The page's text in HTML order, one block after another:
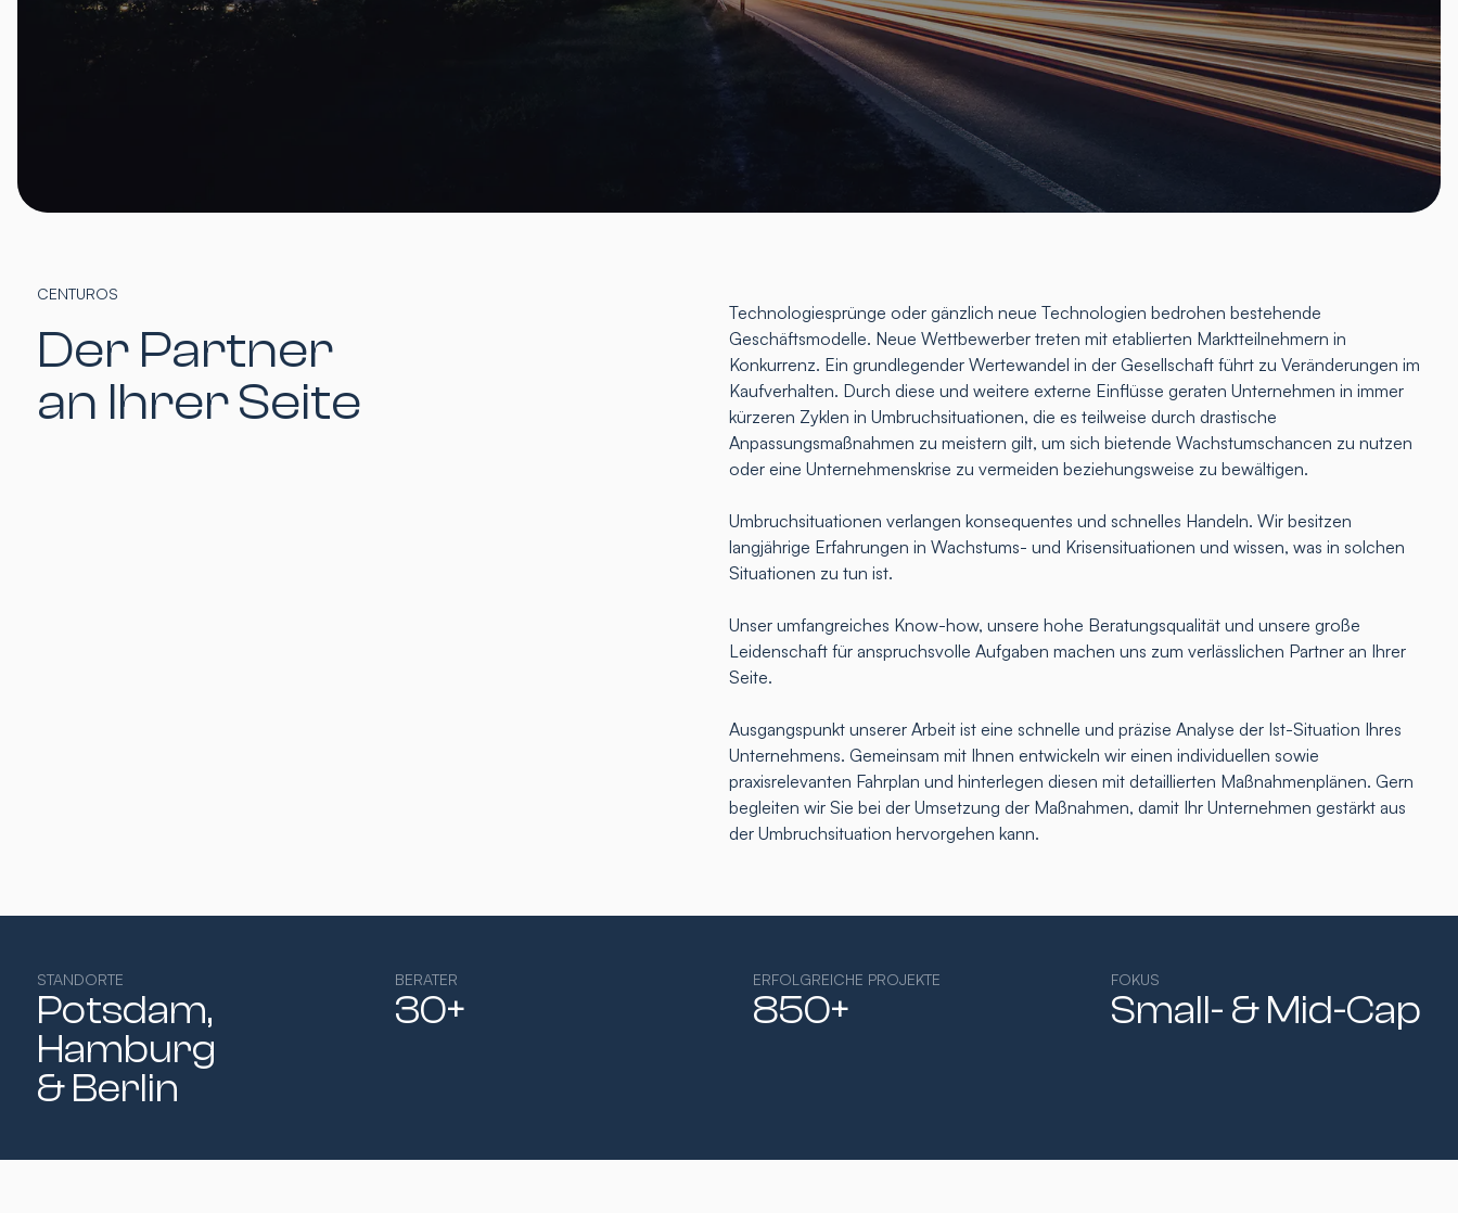
CENTUROS
Der Partner
an Ihrer Seite
Technologiesprünge oder gänzlich neue Technologien bedrohen bestehende
Geschäftsmodelle. Neue Wettbewerber treten mit etablierten Marktteilnehmern in
Konkurrenz. Ein grundlegender Wertewandel in der Gesellschaft führt zu Veränderungen im
Kaufverhalten. Durch diese und weitere externe Einflüsse geraten Unternehmen in immer
kürzeren Zyklen in Umbruchsituationen, die es teilweise durch drastische
Anpassungsmaßnahmen zu meistern gilt, um sich bietende Wachstumschancen zu nutzen
oder eine Unternehmenskrise zu vermeiden beziehungsweise zu bewältigen.
Umbruchsituationen verlangen konsequentes und schnelles Handeln. Wir besitzen
langjährige Erfahrungen in Wachstums- und Krisensituationen und wissen, was in solchen
Situationen zu tun ist.
Unser umfangreiches Know-how, unsere hohe Beratungsqualität und unsere große
Leidenschaft für anspruchsvolle Aufgaben machen uns zum verlässlichen Partner an Ihrer
Seite.
Ausgangspunkt unserer Arbeit ist eine schnelle und präzise Analyse der Ist-Situation Ihres
Unternehmens. Gemeinsam mit Ihnen entwickeln wir einen individuellen sowie
praxisrelevanten Fahrplan und hinterlegen diesen mit detaillierten Maßnahmenplänen. Gern
begleiten wir Sie bei der Umsetzung der Maßnahmen, damit Ihr Unternehmen gestärkt aus
der Umbruchsituation hervorgehen kann.
STANDORTE
Potsdam,
Hamburg​
& Berlin
BERATER
30+
ERFOLGREICHE PROJEKTE
850+
FOKUS
Small- & Mid-Cap​